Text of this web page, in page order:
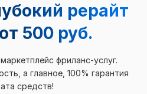
рерайт
от 500 руб.
фриланс-услуг.
а главное, 100% гарантия
средств!